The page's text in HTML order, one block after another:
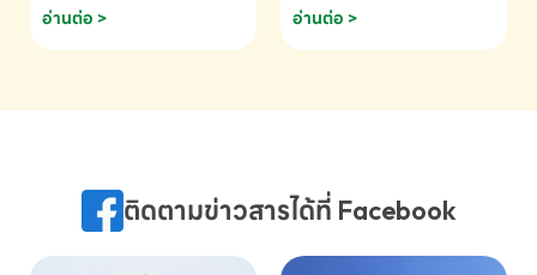
ชมภาพยนตร์ Toy Story 5
(Soundtrack)เพื่อเสริมทักษะ
ภาษา ผ่านประสบการณ์การเรียนรู้
075-691910
อ่านต่อ >
075-691910
อ่านต่อ >
ติดตามข่าวสารได้ที่ Facebook